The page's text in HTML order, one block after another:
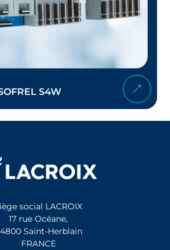
S4W
social LACROIX
17 rue Océane,
Saint-Herblain
FRANCE